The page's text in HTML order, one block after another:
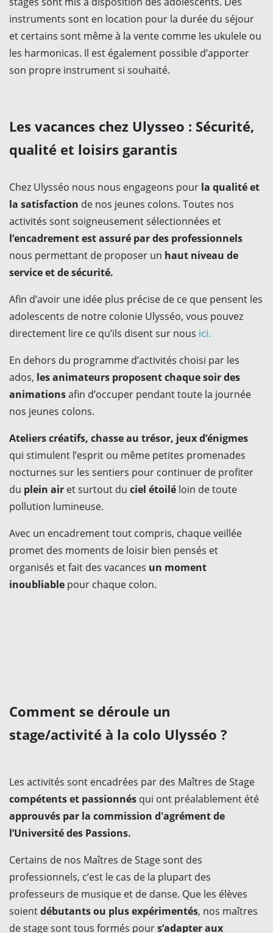
instruments sont en location pour la durée du séjour
et certains sont même à la vente comme les ukulele ou
les harmonicas. Il est également possible d’apporter
son propre instrument si souhaité.
Les vacances chez Ulysseo : Sécurité,
qualité et loisirs garantis
Chez Ulysséo nous nous engageons pour la qualité et
la satisfaction de nos jeunes colons. Toutes nos
activités sont soigneusement sélectionnées et
l’encadrement est assuré par des professionnels
nous permettant de proposer un haut niveau de
service et de sécurité.
Afin d’avoir une idée plus précise de ce que pensent les
adolescents de notre colonie Ulysséo, vous pouvez
directement lire ce qu’ils disent sur nous ici.
En dehors du programme d’activités choisi par les
ados, les animateurs proposent chaque soir des
animationsafin d’occuper pendant toute la journée
nos jeunes colons.
Ateliers créatifs, chasse au trésor, jeux d’énigmes
qui stimulent l’esprit ou même petites promenades
nocturnes sur les sentiers pour continuer de profiter
du plein air et surtout du ciel étoilé loin de toute
pollution lumineuse.
Avec un encadrement tout compris, chaque veillée
promet des moments de loisir bien pensés et
organisés et fait des vacances un moment
inoubliable pour chaque colon.
Comment se déroule un
stage/activité à la colo Ulysséo ?
Les activités sont encadrées par des Maîtres de Stage
compétents et passionnés qui ont préalablement été
approuvés par la commission d'agrément de
l’Université des Passions.
Certains de nos Maîtres de Stage sont des
professionnels, c’est le cas de la plupart des
professeurs de musique et de danse. Que les élèves
soientdébutants ou plus expérimentés, nos maîtres
de stage sont tous formés pours’adapter aux